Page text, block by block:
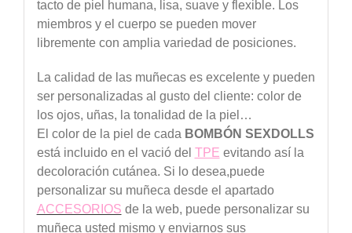
tacto de piel humana, lisa, suave y flexible. Los
miembros y el cuerpo se pueden mover
libremente con amplia variedad de posiciones.
La calidad de las muñecas es excelente y pueden
ser personalizadas al gusto del cliente: color de
los ojos, uñas, la tonalidad de la piel…
El color de la piel de cada BOMBÓN SEXDOLLS
está incluido en el vació del TPE evitando así la
decoloración cutánea. Si lo desea,puede
personalizar su muñeca desde el apartado
ACCESORIOS de la web, puede personalizar su
muñeca usted mismo y enviarnos sus